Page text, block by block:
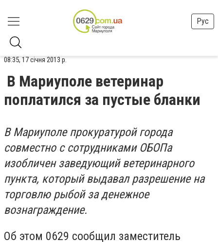
Рус
08:35, 17 січня 2013 р.
В Мариуполе ветеринар
поплатился за пустые бланки
В Мариуполе прокуратурой города
совместно с сотрудниками ОБОПа
изобличен заведующий ветеринарного
пункта, который выдавал разрешение на
торговлю рыбой за денежное
вознаграждение.
Об этом 0629 сообщил заместитель